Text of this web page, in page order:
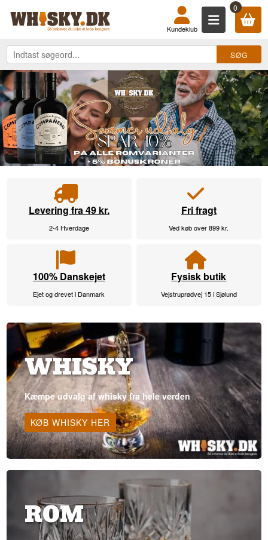
KØB DIN WHISKY, ROM, GIN, 0
Kundeklub
Levering fra 49 kr.
2-4 Hverdage
Fri fragt
Ved køb over 899 kr.
100% Danskejet
Ejet og drevet i Danmark
Fysisk butik
Vejstruprødvej 15 i Sjølund
WHISKY
Kæmpe udvalg af whisky fra hele verden
KØB WHISKY HER
ROM